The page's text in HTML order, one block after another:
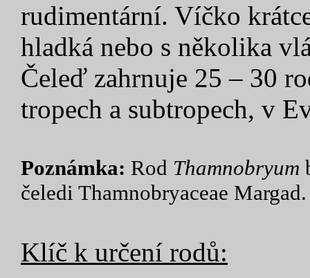
rudimentární. Víčko
hladká nebo s několika
Čeleď zahrnuje 25 – 30
tropech a subtropech, v
Poznámka: Rod Thamnobryum
čeledi Thamnobryaceae
Klíč k určení rodů: